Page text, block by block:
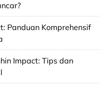
Panduan Komprehensif
Impact: Tips dan